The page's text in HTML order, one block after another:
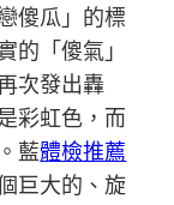
傻瓜」的標
的「傻氣」
次發出轟
彩虹色，而
藍體檢推薦
巨大的、旋